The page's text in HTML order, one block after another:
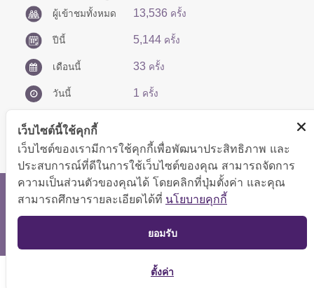
ผู้เข้าชมทั้งหมด 13,536 ครั้ง
ปีนี้ 5,144 ครั้ง
เดือนนี้ 33 ครั้ง
วันนี้ 1 ครั้ง
สงวนลิขสิทธิ์ © 2566 กองบริหารการคลัง
แสดงผลได้ดีที่ขนาดหน้าจอ 1024x768 pixel
แผนผังเว็บไซต์
TOP
เว็บไซต์นี้ใช้คุกกี้
เว็บไซต์ของเรามีการใช้คุกกี้เพื่อพัฒนาประสิทธิภาพ และ
ประสบการณ์ที่ดีในการใช้เว็บไซต์ของคุณ สามารถจัดการ
ความเป็นส่วนตัวของคุณได้ โดยคลิกที่ปุ่มตั้งค่า และคุณ
สามารถศึกษารายละเอียดได้ที่ นโยบายคุกกี้
ยอมรับ
ตั้งค่า